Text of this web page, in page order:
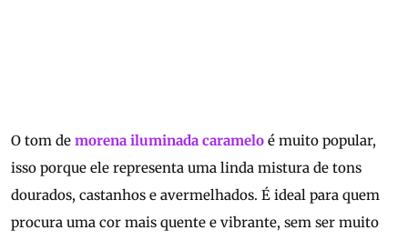
O tom de morena iluminada caramelo é muito popular,
isso porque ele representa uma linda mistura de tons
dourados, castanhos e avermelhados. É ideal para quem
procura uma cor mais quente e vibrante, sem ser muito